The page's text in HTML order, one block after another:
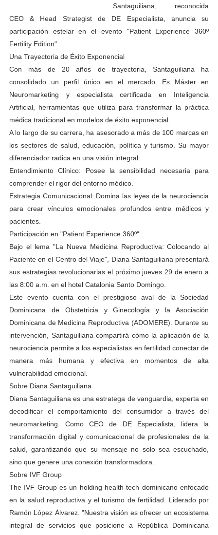
Santaguiliana, reconocida
CEO & Head Strategist de DE Especialista, anuncia su
participación estelar en el evento "Patient Experience 360º
Fertility Edition".
Una Trayectoria de Éxito Exponencial
Con más de 20 años de trayectoria, Santaguiliana ha
consolidado un perfil único en el mercado. Es Máster en
Neuromarketing y especialista certificada en Inteligencia
Artificial, herramientas que utiliza para transformar la práctica
médica tradicional en modelos de éxito exponencial.
A lo largo de su carrera, ha asesorado a más de 100 marcas en
los sectores de salud, educación, política y turismo. Su mayor
diferenciador radica en una visión integral:
Entendimiento Clínico: Posee la sensibilidad necesaria para
comprender el rigor del entorno médico.
Estrategia Comunicacional: Domina las leyes de la neurociencia
para crear vínculos emocionales profundos entre médicos y
pacientes.
Participación en "Patient Experience 360º"
Bajo el lema "La Nueva Medicina Reproductiva: Colocando al
Paciente en el Centro del Viaje", Diana Santaguiliana presentará
sus estrategias revolucionarias el próximo jueves 29 de enero a
las 8:00 a.m. en el hotel Catalonia Santo Domingo.
Este evento cuenta con el prestigioso aval de la Sociedad
Dominicana de Obstetricia y Ginecología y la Asociación
Dominicana de Medicina Reproductiva (ADOMERE). Durante su
intervención, Santaguiliana compartirá cómo la aplicación de la
neurociencia permite a los especialistas en fertilidad conectar de
manera más humana y efectiva en momentos de alta
vulnerabilidad emocional.
Sobre Diana Santaguiliana
Diana Santaguiliana es una estratega de vanguardia, experta en
decodificar el comportamiento del consumidor a través del
neuromarketing. Como CEO de DE Especialista, lidera la
transformación digital y comunicacional de profesionales de la
salud, garantizando que su mensaje no solo sea escuchado,
sino que genere una conexión transformadora.
Sobre IVF Group
The IVF Group es un holding health-tech dominicano enfocado
en la salud reproductiva y el turismo de fertilidad. Liderado por
Ramón López Álvarez. "Nuestra visión es ofrecer un ecosistema
integral de servicios que posicione a República Dominicana